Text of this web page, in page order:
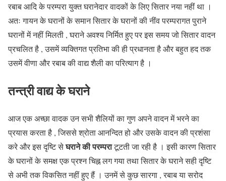
रबाब आदि के परम्परा युक्त घरानेदार वादकों के लिए सितार नया नहीं था ।
अतः गायन के घरानों के समान सितार के घरानों की नींव परम्परागत पुराने
घरानों में नहीं मिलती , घराने अवश्य निर्मित हुए पर इस समय जो सितार वादन
प्रचलित है , उसमें व्यक्तिगत प्रतिभा की ही प्रधानता है और बहुत हद तक
उसमें वीणा और रबाब की वाद्य शैली का परित्याग है ।
तन्त्री वाद्य के घराने
आज एक अच्छा वादक उन सभी शैलियों का गुण अपने वादन में भरने का
प्रयास करता है , जिससे श्रोता आनन्दित हो और उसके वादन की प्रशंसा
करे और इस दृष्टि सेघराने की परम्पराटूटती जा रही है । इसी कारण सितार
के घरानों के समक्ष एक प्रश्न चिह्न लग गया तथा सितार के घराने सही दृष्टि
से अभी तक विकसित नहीं हुए हैं । उनमें से कुछ सारगा , रबाब या सरोद